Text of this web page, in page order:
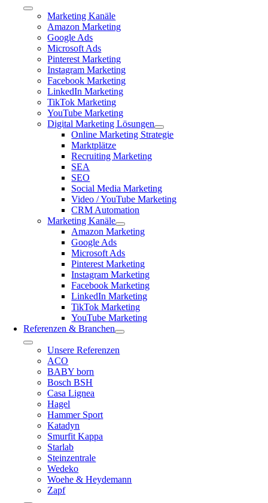
Toggle
Navigation
Marketing Kanäle
Amazon Marketing
Google Ads
Microsoft Ads
Pinterest Marketing
Instagram Marketing
Facebook Marketing
LinkedIn Marketing
TikTok Marketing
YouTube Marketing
Digital Marketing Lösungen
Online Marketing Strategie
Marktplätze
Recruiting Marketing
SEA
SEO
Social Media Marketing
Video / YouTube Marketing
CRM Automation
Marketing Kanäle
Amazon Marketing
Google Ads
Microsoft Ads
Pinterest Marketing
Instagram Marketing
Facebook Marketing
LinkedIn Marketing
TikTok Marketing
YouTube Marketing
Referenzen & Branchen
Toggle
Navigation
Unsere Referenzen
ACO
BABY born
Bosch BSH
Casa Lignea
Hagel
Hammer Sport
Katadyn
Smurfit Kappa
Starlab
Steinzentrale
Wedeko
Woehe & Heydemann
Zapf